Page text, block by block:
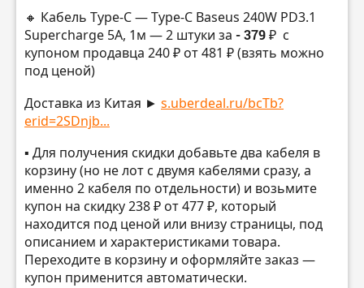
🔸 Кабель Type-C — Type-C Baseus 240W PD3.1
Supercharge 5A, 1м — 2 штуки за - 379 ₽ с
купоном продавца 240 ₽ от 481 ₽ (взять можно
под ценой)
Доставка из Китая ► s.uberdeal.ru/bcTb?
erid=2SDnjb...
▪️ Для получения скидки добавьте два кабеля в
корзину (но не лот с двумя кабелями сразу, а
именно 2 кабеля по отдельности) и возьмите
купон на скидку 238 ₽ от 477 ₽, который
находится под ценой или внизу страницы, под
описанием и характеристиками товара.
Переходите в корзину и оформляйте заказ —
купон применится автоматически.